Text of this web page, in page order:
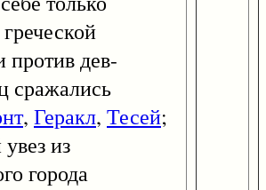
дев-
сражались
, Геракл, Тесей;
из
города